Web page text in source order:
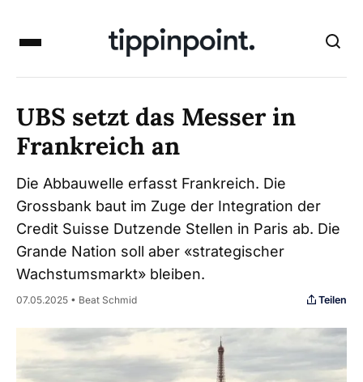
UBS setzt das Messer in
Frankreich an
Die Abbauwelle erfasst Frankreich. Die
Grossbank baut im Zuge der Integration der
Credit Suisse Dutzende Stellen in Paris ab. Die
Grande Nation soll aber «strategischer
Wachstumsmarkt» bleiben.
07.05.2025 • Beat Schmid Teilen